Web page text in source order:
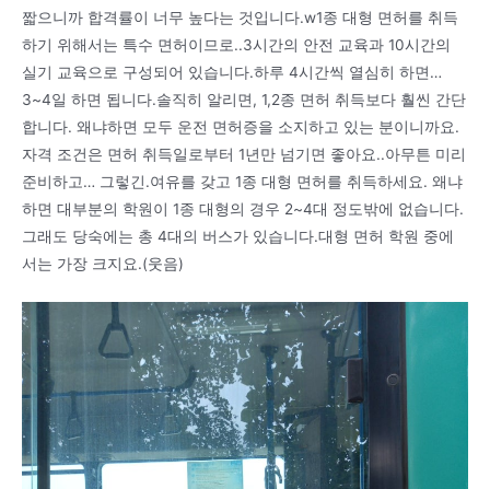
짧으니까 합격률이 너무 높다는 것입니다.w1종 대형 면허를 취득
하기 위해서는 특수 면허이므로..3시간의 안전 교육과 10시간의
실기 교육으로 구성되어 있습니다.하루 4시간씩 열심히 하면…
3~4일 하면 됩니다.솔직히 알리면, 1,2종 면허 취득보다 훨씬 간단
합니다. 왜냐하면 모두 운전 면허증을 소지하고 있는 분이니까요.
자격 조건은 면허 취득일로부터 1년만 넘기면 좋아요..아무튼 미리
준비하고… 그렇긴.여유를 갖고 1종 대형 면허를 취득하세요. 왜냐
하면 대부분의 학원이 1종 대형의 경우 2~4대 정도밖에 없습니다.
그래도 당숙에는 총 4대의 버스가 있습니다.대형 면허 학원 중에
서는 가장 크지요.(웃음)